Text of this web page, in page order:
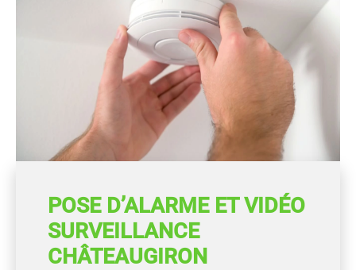
POSE D’ALARME ET VIDÉO
SURVEILLANCE
CHÂTEAUGIRON